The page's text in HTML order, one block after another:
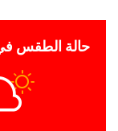
حالة الطقس في